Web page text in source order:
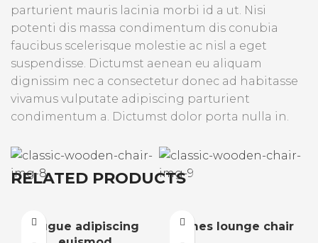
parturient mauris lacinia morbi id a ut. Nisi
potenti dis massa condimentum dis conubia
faucibus scelerisque molestie ac nisl a eget
suspendisse. Dictumst aenean eu aliquam
dignissim nec a consectetur donec ad habitasse
vivamus vulputate adipiscing parturient
condimentum a. Dictumst dolor porta nulla in.
RELATED PRODUCTS
Augue adipiscing
Eames lounge chair